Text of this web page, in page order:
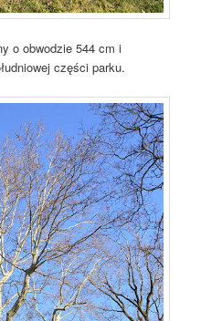
o obwodzie 544 cm i
części parku.